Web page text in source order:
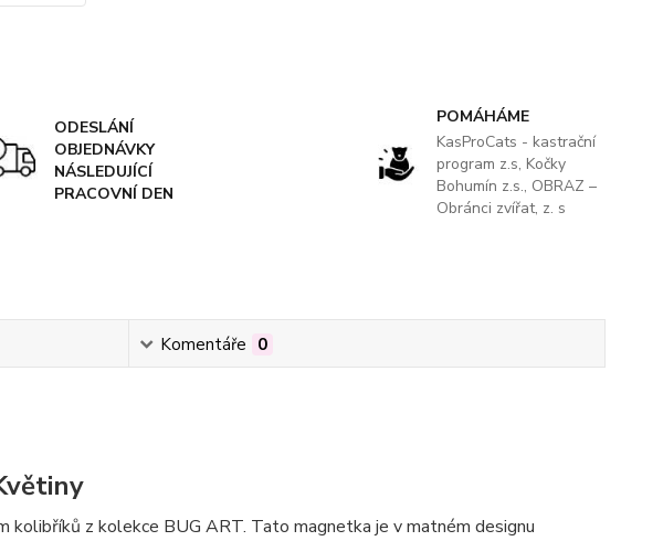
ODESLÁNÍ
OBJEDNÁVKY
NÁSLEDUJÍCÍ
PRACOVNÍ DEN
POMÁHÁME
KasProCats - kastrační
program z.s, Kočky
Bohumín z.s., OBRAZ –
Obránci zvířat, z. s
Komentáře 0
kolibříků z kolekce BUG ART. Tato magnetka je v matném designu